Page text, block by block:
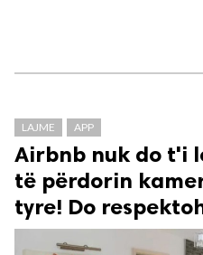
LAJME APP
Airbnb nuk do t'i
të përdorin
tyre! Do